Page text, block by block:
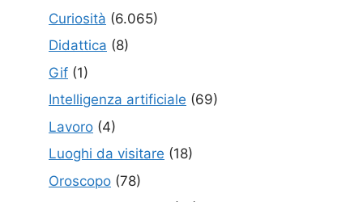
Curiosità (6.065)
Didattica (8)
Gif (1)
Intelligenza artificiale (69)
Lavoro (4)
Luoghi da visitare (18)
Oroscopo (78)